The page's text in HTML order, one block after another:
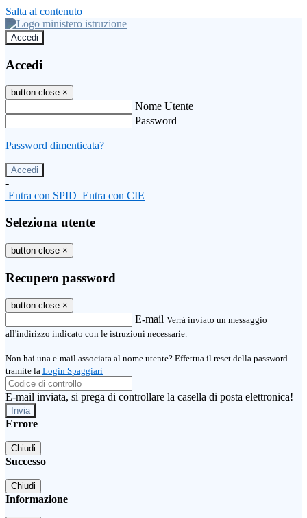
Salta al contenuto
Accedi
Accedi
button close ×
Nome Utente
Password
Password dimenticata?
-
Entra con SPID Entra con CIE
Seleziona utente
button close ×
Recupero password
button close ×
E-mail Verrà inviato un messaggio
all'indirizzo indicato con le istruzioni necessarie.
Non hai una e-mail associata al nome utente? Effettua il reset della password
tramite la Login Spaggiari
E-mail inviata, si prega di controllare la casella di posta elettronica!
Errore
Chiudi
Successo
Chiudi
Informazione